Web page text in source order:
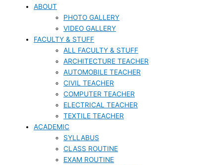
ABOUT
PHOTO GALLERY
VIDEO GALLERY
FACULTY & STUFF
ALL FACULTY & STUFF
ARCHITECTURE TEACHER
AUTOMOBILE TEACHER
CIVIL TEACHER
COMPUTER TEACHER
ELECTRICAL TEACHER
TEXTILE TEACHER
ACADEMIC
SYLLABUS
CLASS ROUTINE
EXAM ROUTINE